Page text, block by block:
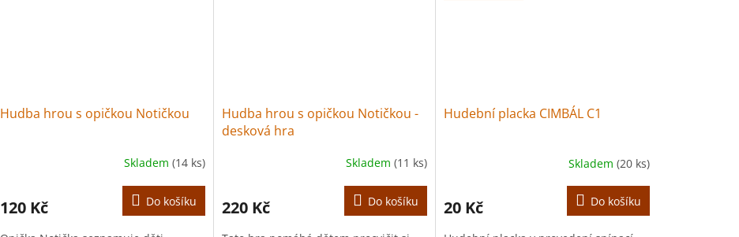
Hudba hrou s opičkou Notičkou
Skladem (14 ks)
120 Kč Do košíku
Hudba hrou s opičkou Notičkou -
desková hra
Skladem (11 ks)
220 Kč Do košíku
Hudební placka CIMBÁL C1
Skladem (20 ks)
20 Kč Do košíku